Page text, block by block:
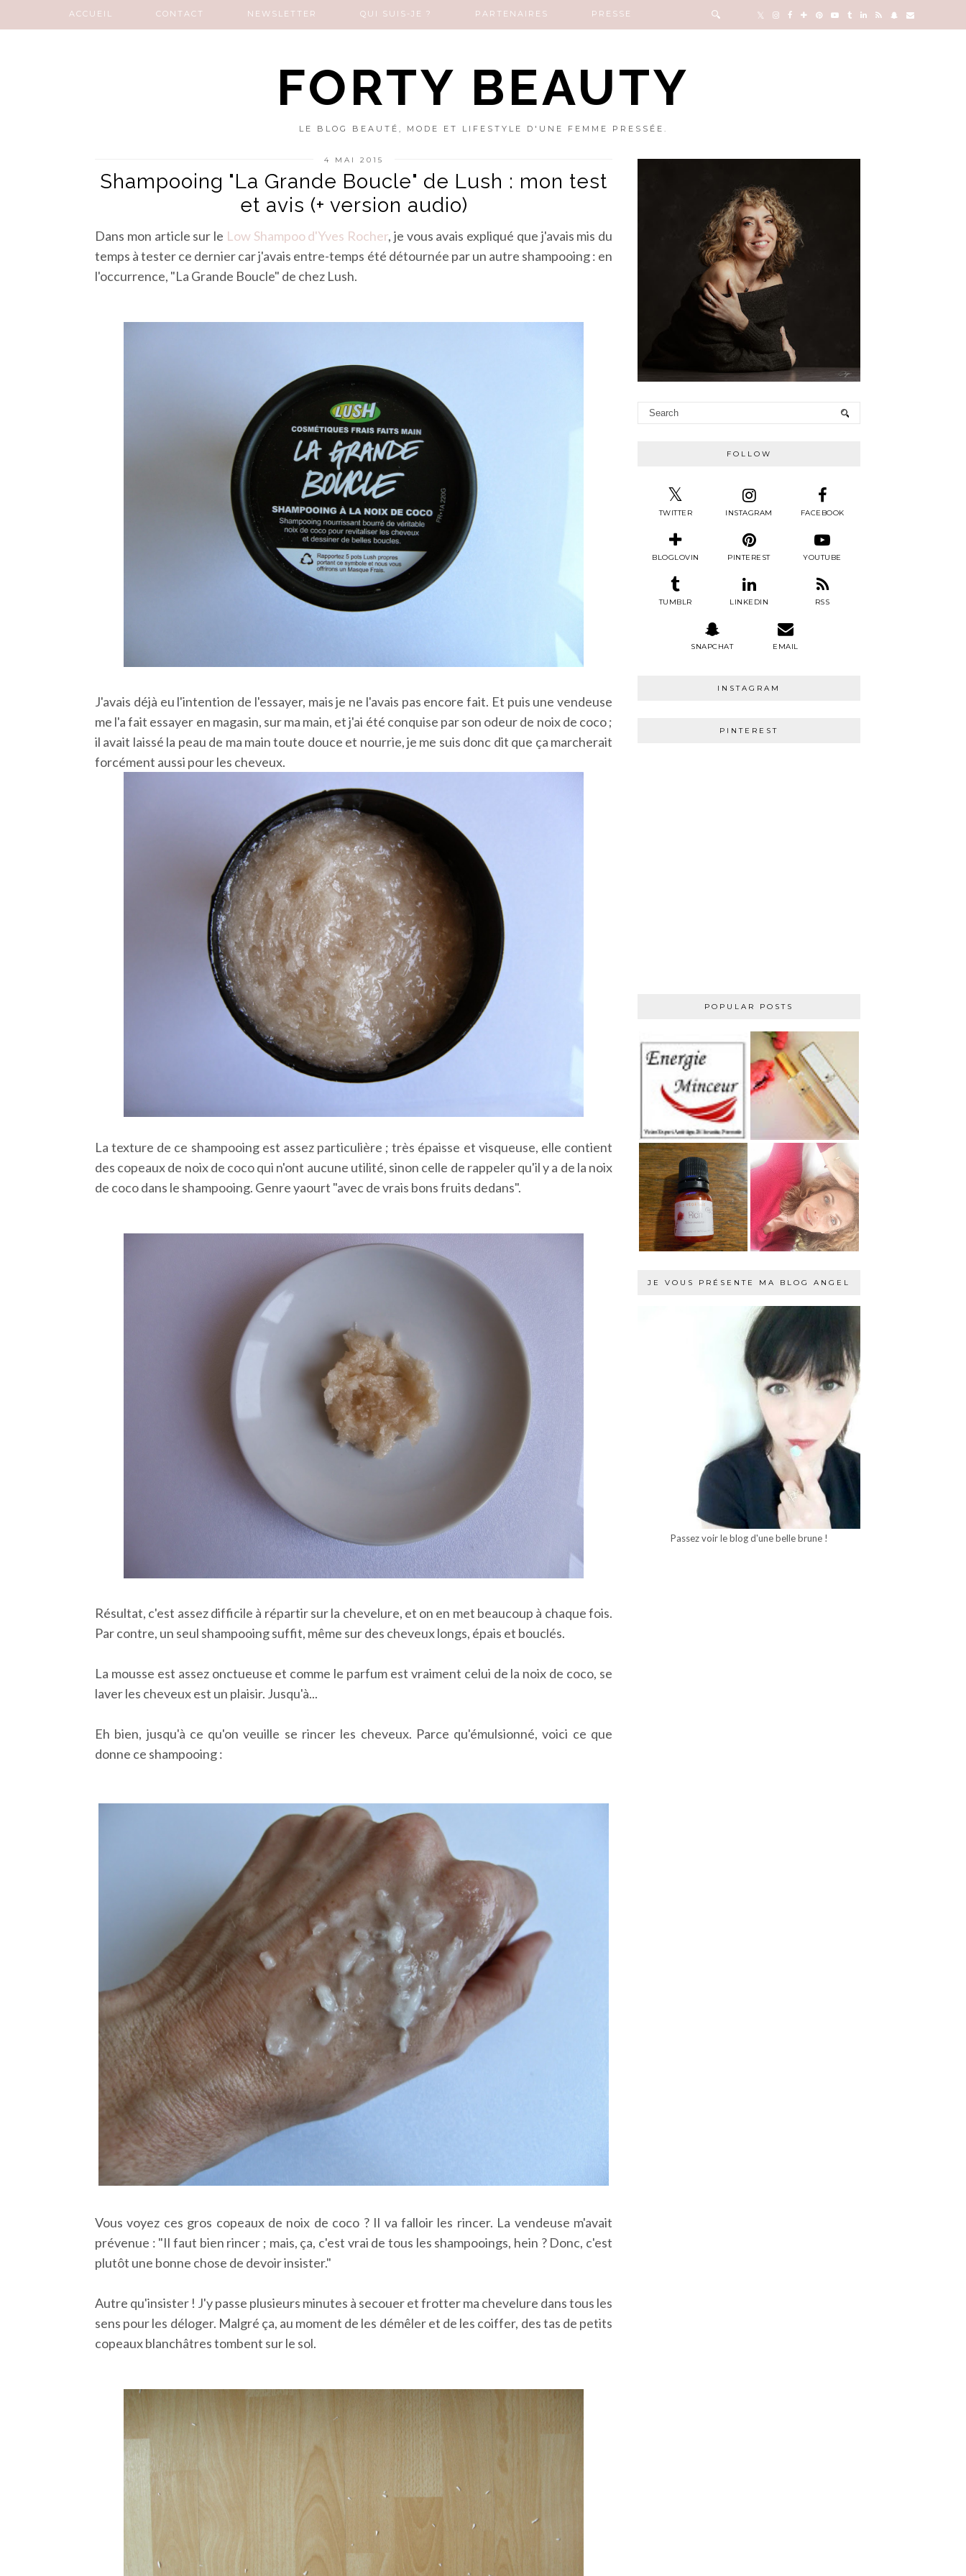
FORTY BEAUTY
LE BLOG BEAUTÉ, MODE ET LIFESTYLE D'UNE FEMME PRESSÉE.
ACCUEIL CONTACT NEWSLETTER QUI SUIS-JE ? PARTENAIRES PRESSE
4 MAI 2015
Shampooing "La Grande Boucle" de Lush : mon test
et avis (+ version audio)
Dans mon article sur le Low Shampoo d'Yves Rocher, je vous avais expliqué que j'avais mis du
temps à tester ce dernier car j'avais entre-temps été détournée par un autre shampooing : en
l'occurrence, "La Grande Boucle" de chez Lush.
J'avais déjà eu l'intention de l'essayer, mais je ne l'avais pas encore fait. Et puis une vendeuse
me l'a fait essayer en magasin, sur ma main, et j'ai été conquise par son odeur de noix de coco ;
il avait laissé la peau de ma main toute douce et nourrie, je me suis donc dit que ça marcherait
forcément aussi pour les cheveux.
La texture de ce shampooing est assez particulière ; très épaisse et visqueuse, elle contient
des copeaux de noix de coco qui n'ont aucune utilité, sinon celle de rappeler qu'il y a de la noix
de coco dans le shampooing. Genre yaourt "avec de vrais bons fruits dedans".
Résultat, c'est assez difficile à répartir sur la chevelure, et on en met beaucoup à chaque fois.
Par contre, un seul shampooing suffit, même sur des cheveux longs, épais et bouclés.
La mousse est assez onctueuse et comme le parfum est vraiment celui de la noix de coco, se
laver les cheveux est un plaisir. Jusqu'à...
Eh bien, jusqu'à ce qu'on veuille se rincer les cheveux. Parce qu'émulsionné, voici ce que
donne ce shampooing :
Vous voyez ces gros copeaux de noix de coco ? Il va falloir les rincer. La vendeuse m'avait
prévenue : "Il faut bien rincer ; mais, ça, c'est vrai de tous les shampooings, hein ? Donc, c'est
plutôt une bonne chose de devoir insister."
Autre qu'insister ! J'y passe plusieurs minutes à secouer et frotter ma chevelure dans tous les
sens pour les déloger. Malgré ça, au moment de les démêler et de les coiffer, des tas de petits
copeaux blanchâtres tombent sur le sol.
FOLLOW
TWITTER INSTAGRAM FACEBOOK
BLOGLOVIN PINTEREST YOUTUBE
TUMBLR LINKEDIN RSS
SNAPCHAT EMAIL
INSTAGRAM
PINTEREST
POPULAR POSTS
JE VOUS PRÉSENTE MA BLOG ANGEL
Passez voir le blog d'une belle brune !